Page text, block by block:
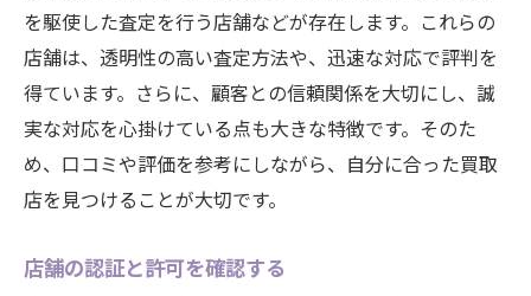
を駆使した査定を行う店舗などが存在します。これらの
店舗は、透明性の高い査定方法や、迅速な対応で評判を
得ています。さらに、顧客との信頼関係を大切にし、誠
実な対応を心掛けている点も大きな特徴です。そのた
め、口コミや評価を参考にしながら、自分に合った買取
店を見つけることが大切です。
店舗の認証と許可を確認する